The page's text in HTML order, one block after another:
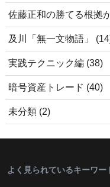
佐藤正和の勝てる根拠
及川「無一文物語」
実践テクニック編 (38)
暗号資産トレード (40)
未分類 (2)
よく見られているキーワー